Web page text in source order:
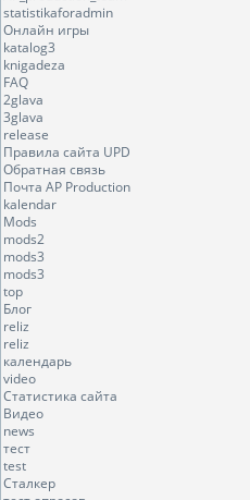
statistikaforadmin
Онлайн игры
katalog3
knigadeza
FAQ
2glava
3glava
release
Правила сайта UPD
Обратная связь
Почта AP Production
kalendar
Mods
mods2
mods3
mods3
top
Блог
reliz
reliz
календарь
video
Статистика сайта
Видео
news
тест
test
Сталкер